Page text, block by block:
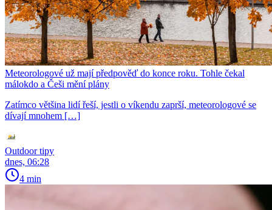
Meteorologové už mají předpověď do konce roku. Tohle čekal
málokdo a Češi mění plány
Zatímco většina lidí řeší, jestli o víkendu zaprší, meteorologové se
dívají mnohem […]
Outdoor tipy
dnes, 06:28
4 min